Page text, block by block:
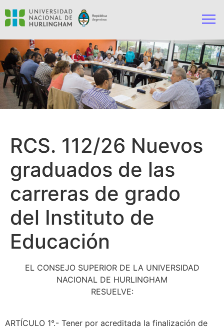
RCS. 112/26 Nuevos
graduados de las
carreras de grado
del Instituto de
Educación
EL CONSEJO SUPERIOR DE LA UNIVERSIDAD
NACIONAL DE HURLINGHAM
RESUELVE:
ARTÍCULO 1°.- Tener por acreditada la finalización de